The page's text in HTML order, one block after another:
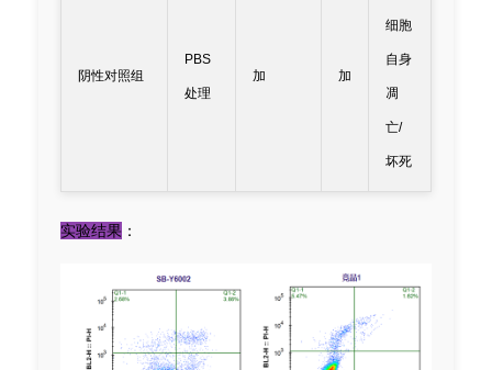
阴性对照组
PBS
处理
加 加
细胞
自身
凋
亡/
坏死
实验结果 ：